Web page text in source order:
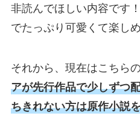
非読んでほしい内容です
でたっぷり可愛くて楽し
それから、現在はこちら
アが先行作品で少しずつ
ちきれない方は原作小説